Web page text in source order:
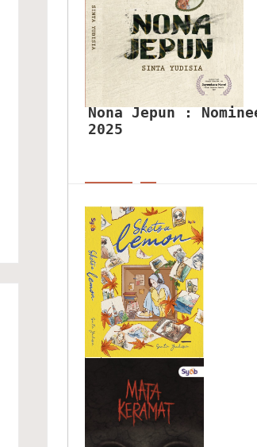
Nona Jepun :
2025